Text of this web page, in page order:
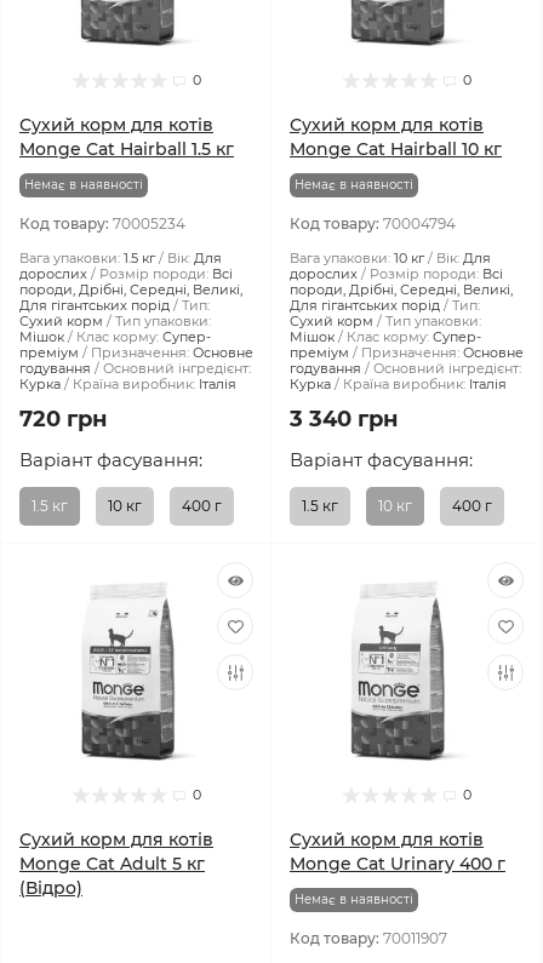
0
Сухий корм для котів
Monge Cat Hairball 1.5 кг
Немає в наявності
Код товару: 70005234
Вага упаковки: 1.5 кг Вік: Для
дорослих
Розмір породи: Всі
породи, Дрібні, Середні, Великі,
Для гігантських порід
Тип:
Сухий корм
Тип упаковки:
Мішок
Клас корму: Супер-
преміум
Призначення: Основне
годування
Основний інгредієнт:
Курка
Країна виробник: Італія
720 грн
Варіант фасування:
1.5 кг 10 кг 400 г
0
Сухий корм для котів
Monge Cat Hairball 10 кг
Немає в наявності
Код товару: 70004794
Вага упаковки: 10 кг Вік: Для
дорослих
Розмір породи: Всі
породи, Дрібні, Середні, Великі,
Для гігантських порід
Тип:
Сухий корм
Тип упаковки:
Мішок
Клас корму: Супер-
преміум
Призначення: Основне
годування
Основний інгредієнт:
Курка
Країна виробник: Італія
3 340 грн
Варіант фасування:
1.5 кг 10 кг 400 г
0
Сухий корм для котів
Monge Cat Adult 5 кг
(Відро)
0
Сухий корм для котів
Monge Cat Urinary 400 г
Немає в наявності
Код товару: 70011907